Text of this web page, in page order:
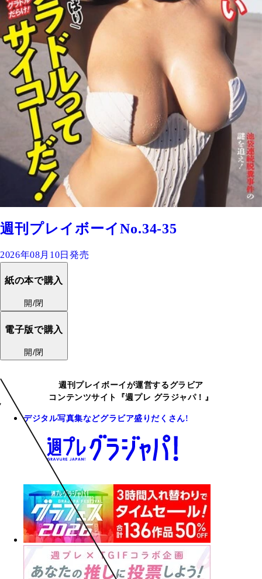
週刊プレイボーイNo.34-35
2026年08月10日発売
紙の本で購入
開/閉
電子版で購入
開/閉
週刊プレイボーイが運営するグラビア
コンテンツサイト『週プレ グラジャパ！』
デジタル写真集などグラビア盛りだくさん!